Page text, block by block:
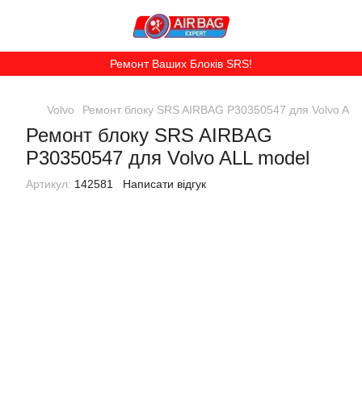
Ремонт Ваших Блоків SRS!
Volvo Ремонт блоку SRS AIRBAG P30350547 для Volvo
Ремонт блоку SRS AIRBAG
P30350547 для Volvo ALL model
Артикул: 142581 Написати відгук